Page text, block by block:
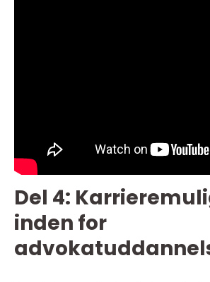
Del 4:
inden for